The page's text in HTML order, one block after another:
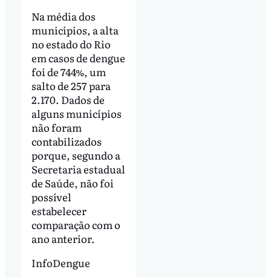
Na média dos
municípios, a alta
no estado do Rio
em casos de dengue
foi de 744%, um
salto de 257 para
2.170. Dados de
alguns municípios
não foram
contabilizados
porque, segundo a
Secretaria estadual
de Saúde, não foi
possível
estabelecer
comparação com o
ano anterior.
InfoDengue